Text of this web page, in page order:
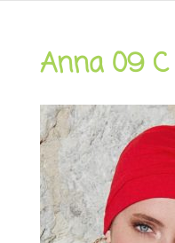
Anna 09 C